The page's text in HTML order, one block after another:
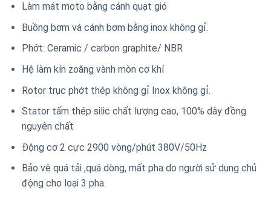
Làm mát moto bằng cánh quạt gió
Buồng bơm và cánh bơm bằng inox không gỉ.
Phớt: Ceramic / carbon graphite/ NBR
Hệ làm kín zoăng vành mòn cơ khí
Rotor trục phớt thép không gỉ Inox không gỉ.
Stator tấm thép silic chất lượng cao, 100% dây đồng
nguyên chất
Động cơ 2 cực 2900 vòng/phút 380V/50Hz
Bảo vệ quá tải ,quá dòng, mất pha do người sử dụng chủ
động cho loại 3 pha.